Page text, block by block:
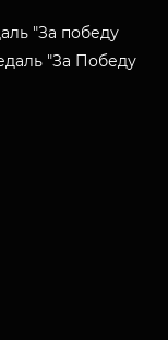
"За победу
"За Победу